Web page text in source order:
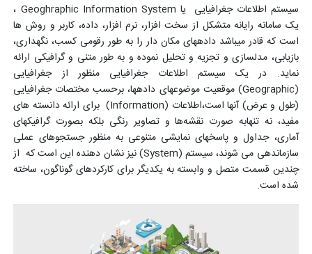
سیستم اطلاعات جغرافیایی یا Geoghraphic Information System ،
یک سامانه رایانه متشکل از سخت افزار، نرم افزار، داده، کاربر و روش ها
است که قادر می­باشد داده­های مکان دار را به طور رقومی کسب، نگهداری،
بازیابی، مدلسازی و تجزیه و تحلیل نموده و به طور متنی و گرافیکی ارائه
نماید. در یک سیستم اطلاعات جغرافیایی منظور از جغرافیایی
(Geographic) موقعیت موضوع­های داده­ها، برحسب مختصات جغرافیایی
(طول و عرض) آنها است،اطلاعات (Information) برای ارائه دانسته های
مفید، نه تنهابه صورت نقشه‌ها و تصاویر رنگی بلکه بصورت گرافیک­های
آماری، جداول و پاسخ­های نمایشی متنوعی به منظور جستجوهای عملی
سازماندهی می شوند، سیستم (System) نیز نشان دهنده این است که از
چندین قسمت متصل و وابسته به یکدیگر برای کارکرد­های گوناگون، ساخته
شده است.